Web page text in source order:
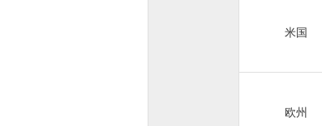
米国
欧州